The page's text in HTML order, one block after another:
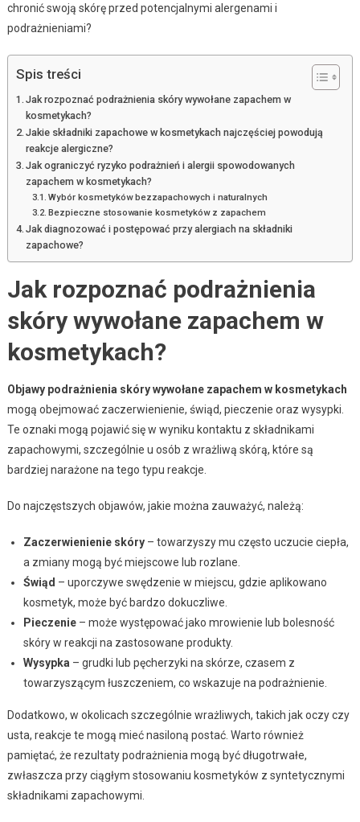
chronić swoją skórę przed potencjalnymi alergenami i
podrażnieniami?
Spis treści
Jak rozpoznać podrażnienia skóry wywołane zapachem w
kosmetykach?
Jakie składniki zapachowe w kosmetykach najczęściej powodują
reakcje alergiczne?
Jak ograniczyć ryzyko podrażnień i alergii spowodowanych
zapachem w kosmetykach?
Wybór kosmetyków bezzapachowych i naturalnych
Bezpieczne stosowanie kosmetyków z zapachem
Jak diagnozować i postępować przy alergiach na składniki
zapachowe?
Jak rozpoznać podrażnienia
skóry wywołane zapachem w
kosmetykach?
Objawy podrażnienia skóry wywołane zapachem w kosmetykach
mogą obejmować zaczerwienienie, świąd, pieczenie oraz wysypki.
Te oznaki mogą pojawić się w wyniku kontaktu z składnikami
zapachowymi, szczególnie u osób z wrażliwą skórą, które są
bardziej narażone na tego typu reakcje.
Do najczęstszych objawów, jakie można zauważyć, należą:
Zaczerwienienie skóry– towarzyszy mu często uczucie ciepła,
a zmiany mogą być miejscowe lub rozlane.
Świąd – uporczywe swędzenie w miejscu, gdzie aplikowano
kosmetyk, może być bardzo dokuczliwe.
Pieczenie– może występować jako mrowienie lub bolesność
skóry w reakcji na zastosowane produkty.
Wysypka – grudki lub pęcherzyki na skórze, czasem z
towarzyszącym łuszczeniem, co wskazuje na podrażnienie.
Dodatkowo, w okolicach szczególnie wrażliwych, takich jak oczy czy
usta, reakcje te mogą mieć nasiloną postać. Warto również
pamiętać, że rezultaty podrażnienia mogą być długotrwałe,
zwłaszcza przy ciągłym stosowaniu kosmetyków z syntetycznymi
składnikami zapachowymi.